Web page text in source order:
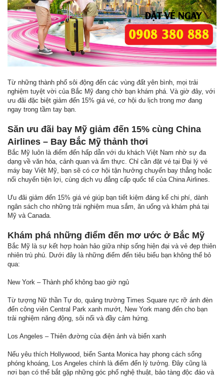
Từ những thành phố sôi động đến các vùng đất yên bình, mọi trải
nghiệm tuyệt vời của Bắc Mỹ đang chờ bạn khám phá. Và giờ đây, với
ưu đãi đặc biệt giảm đến 15% giá vé, cơ hội du lịch trong mơ đang
ngay trong tầm tay bạn.
Săn ưu đãi bay Mỹ giảm đến 15% cùng China
Airlines – Bay Bắc Mỹ thảnh thơi
Bắc Mỹ luôn là điểm đến hấp dẫn với du khách Việt Nam nhờ sự đa
dạng về văn hóa, cảnh quan và ẩm thực. Chỉ cần đặt vé tại Đại lý vé
máy bay Việt Mỹ, bạn sẽ có cơ hội tận hưởng chuyến bay thẳng hoặc
nối chuyến tiện lợi, cùng dịch vụ đẳng cấp quốc tế của China Airlines.
Ưu đãi giảm đến 15% giá vé giúp bạn tiết kiệm đáng kể chi phí, dành
ngân sách cho những trải nghiệm mua sắm, ăn uống và khám phá tại
Mỹ và Canada.
Khám phá những điểm đến mơ ước ở Bắc Mỹ
Bắc Mỹ là sự kết hợp hoàn hảo giữa nhịp sống hiện đại và vẻ đẹp thiên
nhiên trù phú. Dưới đây là những điểm đến tiêu biểu bạn không thể bỏ
qua:
New York – Thành phố không bao giờ ngủ
Từ tượng Nữ thần Tự do, quảng trường Times Square rực rỡ ánh đèn
đến công viên Central Park xanh mướt, New York mang đến cho bạn
trải nghiệm năng động, sôi nổi và đầy cảm hứng.
Los Angeles – Thiên đường của điện ảnh và biển xanh
Nếu yêu thích Hollywood, biển Santa Monica hay phong cách sống
phóng khoáng, Los Angeles chính là điểm đến lý tưởng. Đây cũng là
nơi bạn có thể bắt gặp những góc phố nghệ thuật, bảo tàng độc đáo và